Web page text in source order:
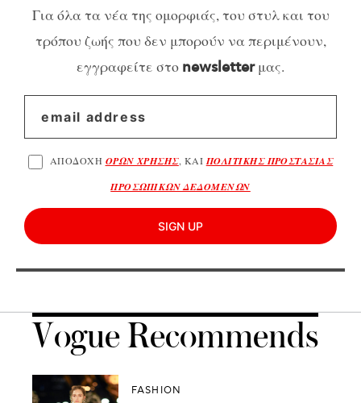
Για όλα τα νέα της ομορφιάς, του στυλ και του
τρόπου ζωής που δεν μπορούν να περιμένουν,
εγγραφείτε στο newsletterμας.
ΑΠΟΔΟΧΗ ΟΡΩΝ ΧΡΗΣΗΣ, ΚΑΙΠΟΛΙΤΙΚΗΣ ΠΡΟΣΤΑΣΙΑΣ
ΠΡΟΣΩΠΙΚΩΝ ΔΕΔΟΜΕΝΩΝ
SIGN UP
Vogue Recommends
FASHION